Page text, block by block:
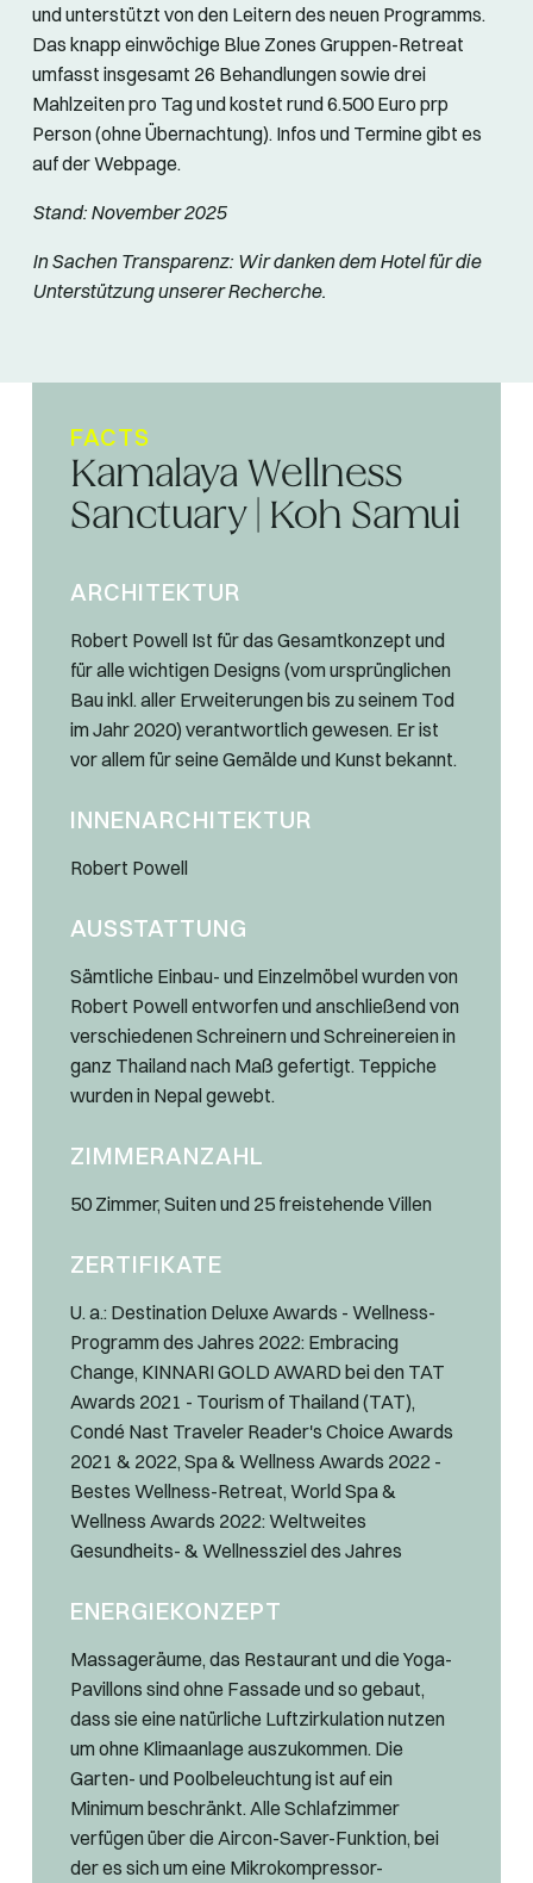
und unterstützt von den Leitern des neuen Programms.
Das knapp einwöchige Blue Zones Gruppen-Retreat
umfasst insgesamt 26 Behandlungen sowie drei
Mahlzeiten pro Tag und kostet rund 6.500 Euro prp
Person (ohne Übernachtung). Infos und Termine gibt es
auf der Webpage.
Stand: November 2025
In Sachen Transparenz: Wir danken dem Hotel für die
Unterstützung unserer Recherche.
FACTS
Kamalaya Wellness
Sanctuary | Koh Samui
ARCHITEKTUR
Robert Powell Ist für das Gesamtkonzept und
für alle wichtigen Designs (vom ursprünglichen
Bau inkl. aller Erweiterungen bis zu seinem Tod
im Jahr 2020) verantwortlich gewesen. Er ist
vor allem für seine Gemälde und Kunst bekannt.
INNENARCHITEKTUR
Robert Powell
AUSSTATTUNG
Sämtliche Einbau- und Einzelmöbel wurden von
Robert Powell entworfen und anschließend von
verschiedenen Schreinern und Schreinereien in
ganz Thailand nach Maß gefertigt. Teppiche
wurden in Nepal gewebt.
ZIMMERANZAHL
50 Zimmer, Suiten und 25 freistehende Villen
ZERTIFIKATE
U. a.: Destination Deluxe Awards - Wellness-
Programm des Jahres 2022: Embracing
Change, KINNARI GOLD AWARD bei den TAT
Awards 2021 - Tourism of Thailand (TAT),
Condé Nast Traveler Reader's Choice Awards
2021 & 2022, Spa & Wellness Awards 2022 -
Bestes Wellness-Retreat, World Spa &
Wellness Awards 2022: Weltweites
Gesundheits- & Wellnessziel des Jahres
ENERGIEKONZEPT
Massageräume, das Restaurant und die Yoga-
Pavillons sind ohne Fassade und so gebaut,
dass sie eine natürliche Luftzirkulation nutzen
um ohne Klimaanlage auszukommen. Die
Garten- und Poolbeleuchtung ist auf ein
Minimum beschränkt. Alle Schlafzimmer
verfügen über die Aircon-Saver-Funktion, bei
der es sich um eine Mikrokompressor-